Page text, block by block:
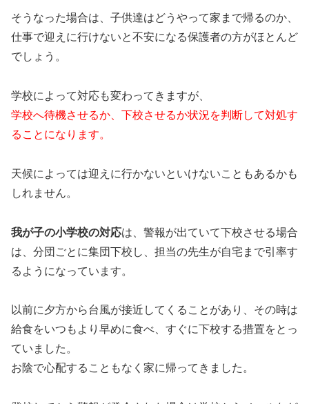
そうなった場合は、子供達はどうやって家まで帰るのか、
仕事で迎えに行けないと不安になる保護者の方がほとんど
でしょう。
学校によって対応も変わってきますが、
学校へ待機させるか、下校させるか状況を判断して対処す
ることになります。
天候によっては迎えに行かないといけないこともあるかも
しれません。
我が子の小学校の対応は、警報が出ていて下校させる場合
は、分団ごとに集団下校し、担当の先生が自宅まで引率す
るようになっています。
以前に夕方から台風が接近してくることがあり、その時は
給食をいつもより早めに食べ、すぐに下校する措置をとっ
ていました。
お陰で心配することもなく家に帰ってきました。